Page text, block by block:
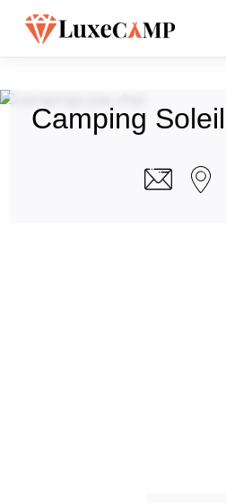
Camping Soleil